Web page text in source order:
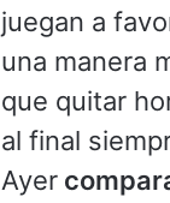
juegan a
una manera
que quitar
al final
Ayer